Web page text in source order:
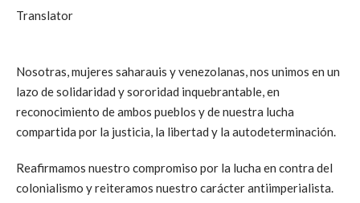
Sororidad entre las
mujeres saharauis
y venezolanas
Sin Comentarios
Translator
Nosotras, mujeres saharauis y venezolanas, nos unimos en un
lazo de solidaridad y sororidad inquebrantable, en
reconocimiento de ambos pueblos y de nuestra lucha
compartida por la justicia, la libertad y la autodeterminación.
Reafirmamos nuestro compromiso por la lucha en contra del
colonialismo y reiteramos nuestro carácter antiimperialista.